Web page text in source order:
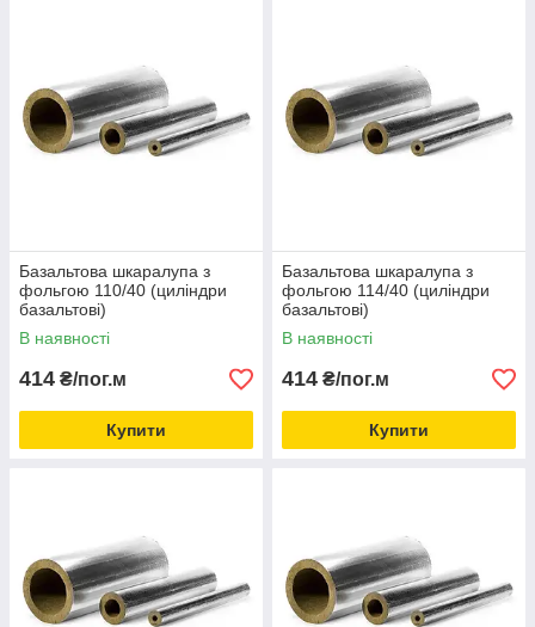
Базальтова шкаралупа з
фольгою 110/40 (циліндри
базальтові)
В наявності
414 ₴/пог.м
Купити
Базальтова шкаралупа з
фольгою 114/40 (циліндри
базальтові)
В наявності
414 ₴/пог.м
Купити